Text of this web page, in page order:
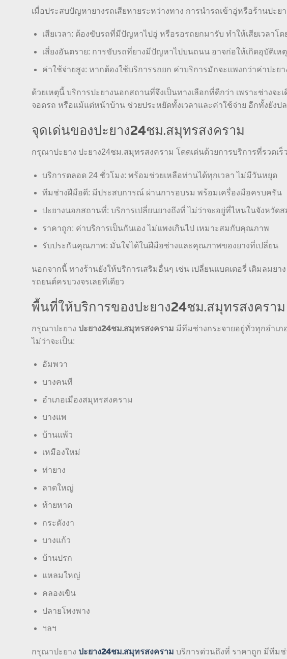
เมื่อประสบปัญหายางรถเสียหายระหว่างทาง การนำรถเข้าอู่หรือร้านปะย
เสียเวลา: ต้องขับรถที่มีปัญหาไปอู่ หรือรอรถยกมารับ ทำให้เสียเวลาโด
เสี่ยงอันตราย: การขับรถที่ยางมีปัญหาไปบนถนน อาจก่อให้เกิดอุบัติเหตุ
ค่าใช้จ่ายสูง: หากต้องใช้บริการรถยก ค่าบริการมักจะแพงกว่าค่าปะยา
ด้วยเหตุนี้ บริการปะยางนอกสถานที่จึงเป็นทางเลือกที่ดีกว่า เพราะช่างจะ
จอดรถ หรือแม้แต่หน้าบ้าน ช่วยประหยัดทั้งเวลาและค่าใช้จ่าย อีกทั้งยังป
จุดเด่นของปะยาง24ชม.สมุทรสงคราม
กรุณาปะยาง ปะยาง24ชม.สมุทรสงคราม โดดเด่นด้วยการบริการที่รวดเ
บริการตลอด 24 ชั่วโมง: พร้อมช่วยเหลือท่านได้ทุกเวลา ไม่มีวันหยุด
ทีมช่างฝีมือดี: มีประสบการณ์ ผ่านการอบรม พร้อมเครื่องมือครบครัน
ปะยางนอกสถานที่: บริการเปลี่ยนยางถึงที่ ไม่ว่าจะอยู่ที่ไหนในจังหวัด
ราคาถูก: ค่าบริการเป็นกันเอง ไม่แพงเกินไป เหมาะสมกับคุณภาพ
รับประกันคุณภาพ: มั่นใจได้ในฝีมือช่างและคุณภาพของยางที่เปลี่ยน
นอกจากนี้ ทางร้านยังให้บริการเสริมอื่นๆ เช่น เปลี่ยนแบตเตอรี่ เติมลมย
รถยนต์ครบวงจรเลยทีเดียว
พื้นที่ให้บริการของปะยาง24ชม.สมุทรสงคราม
กรุณาปะยาง ปะยาง24ชม.สมุทรสงคราม มีทีมช่างกระจายอยู่ทั่วทุกอำเภ
ไม่ว่าจะเป็น:
อัมพวา
บางคนที
อำเภอเมืองสมุทรสงคราม
บางแพ
บ้านแพ้ว
เหมืองใหม่
ท่ายาง
ลาดใหญ่
ท้ายหาด
กระดังงา
บางแก้ว
บ้านปรก
แหลมใหญ่
คลองเขิน
ปลายโพงพาง
ฯลฯ
กรุณาปะยาง ปะยาง24ชม.สมุทรสงคราม บริการด่วนถึงที่ ราคาถูก มีทีม